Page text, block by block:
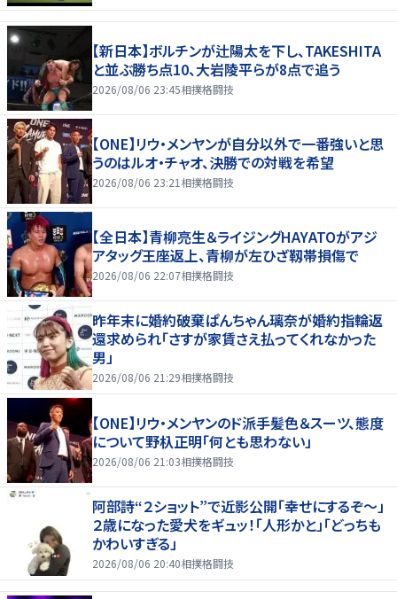
【新日本】ボルチンが辻陽太を下し、TAKESHITA
と並ぶ勝ち点10、大岩陵平らが8点で追う
2026/08/06 23:45相撲格闘技
【ONE】リウ・メンヤンが自分以外で一番強いと思
うのはルオ・チャオ、決勝での対戦を希望
2026/08/06 23:21 相撲格闘技
【全日本】青柳亮生＆ライジングHAYATOがアジ
アタッグ王座返上、青柳が左ひざ靱帯損傷で
2026/08/06 22:07相撲格闘技
昨年末に婚約破棄ぱんちゃん璃奈が婚約指輪返
還求められ「さすが家賃さえ払ってくれなかった
男」
2026/08/06 21:29相撲格闘技
【ONE】リウ・メンヤンのド派手髪色＆スーツ、態度
について野杁正明「何とも思わない」
2026/08/06 21:03相撲格闘技
阿部詩“２ショット”で近影公開「幸せにするぞ〜」
２歳になった愛犬をギュッ！「人形かと」「どっちも
かわいすぎる」
2026/08/06 20:40相撲格闘技